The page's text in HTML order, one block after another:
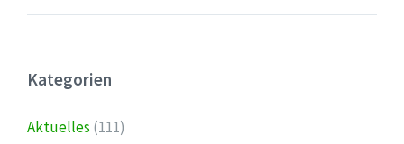
Kategorien
Aktuelles (111)